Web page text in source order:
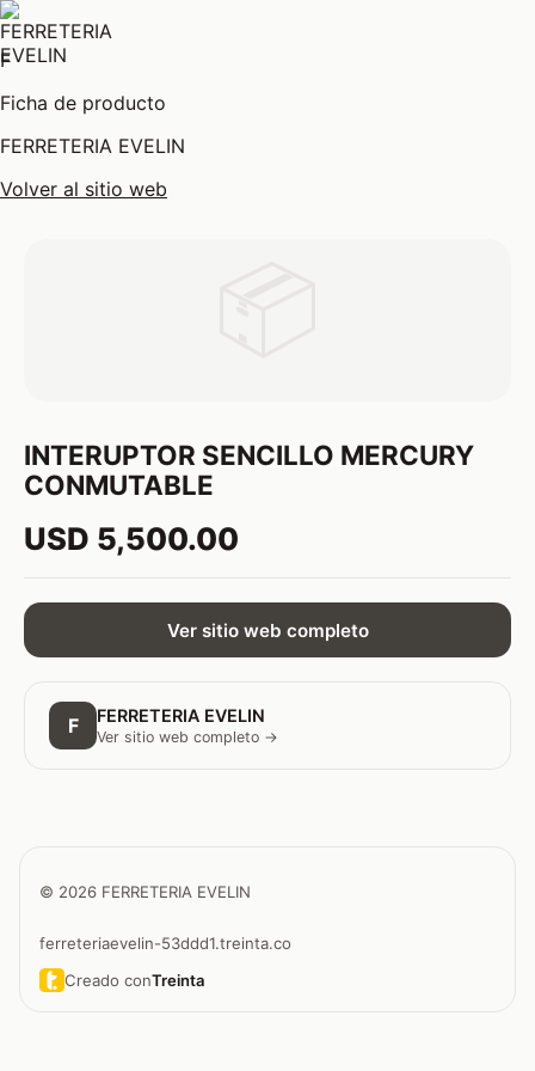
F
Ficha de producto
FERRETERIA EVELIN
Volver al sitio web
INTERUPTOR SENCILLO MERCURY
CONMUTABLE
USD 5,500.00
Ver sitio web completo
F FERRETERIA EVELIN
Ver sitio web completo →
© 2026 FERRETERIA EVELIN
ferreteriaevelin-53ddd1.treinta.co
Creado conTreinta